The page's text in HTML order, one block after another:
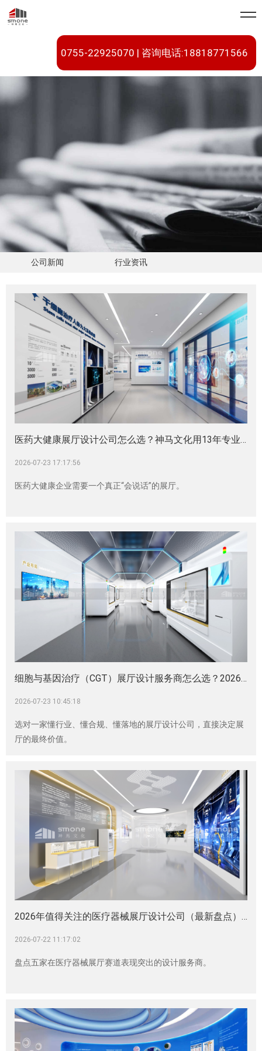
0755-22925070 | 咨询电话:18818771566
公司新闻 行业资讯
医药大健康展厅设计公司怎么选？神马文化用13年专业沉淀给出答案|生物医药展厅|医疗器械展厅|CGT展厅|药企展厅|企业展厅|展厅设计施工
2026-07-23 17:17:56
医药大健康企业需要一个真正“会说话”的展厅。
细胞与基因治疗（CGT）展厅设计服务商怎么选？2026专业企业清单附筛选标准|企业展厅|生物医药展厅|医疗器械展厅|生物科技展厅|展厅建设
2026-07-23 10:45:18
选对一家懂行业、懂合规、懂落地的展厅设计公司，直接决定展
厅的最终价值。
2026年值得关注的医疗器械展厅设计公司（最新盘点）|企业展厅|生物医药展厅|CGT展厅|细胞科普馆|再生医学科技展厅|大健康展厅
2026-07-22 11:17:02
盘点五家在医疗器械展厅赛道表现突出的设计服务商。